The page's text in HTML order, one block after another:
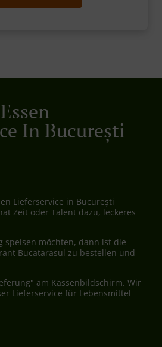
In București
Lieferservice in București
Zeit oder Talent dazu, leckeres
speisen möchten, dann ist die
Bucatarasul zu bestellen und
am Kassenbildschirm. Wir
Lieferservice für Lebensmittel